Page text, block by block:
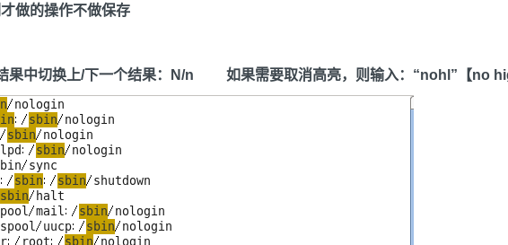
做的操作不做保存
果中切换上/下一个结果：N/n 如果需要取消高亮，则输入：“nohl”【no